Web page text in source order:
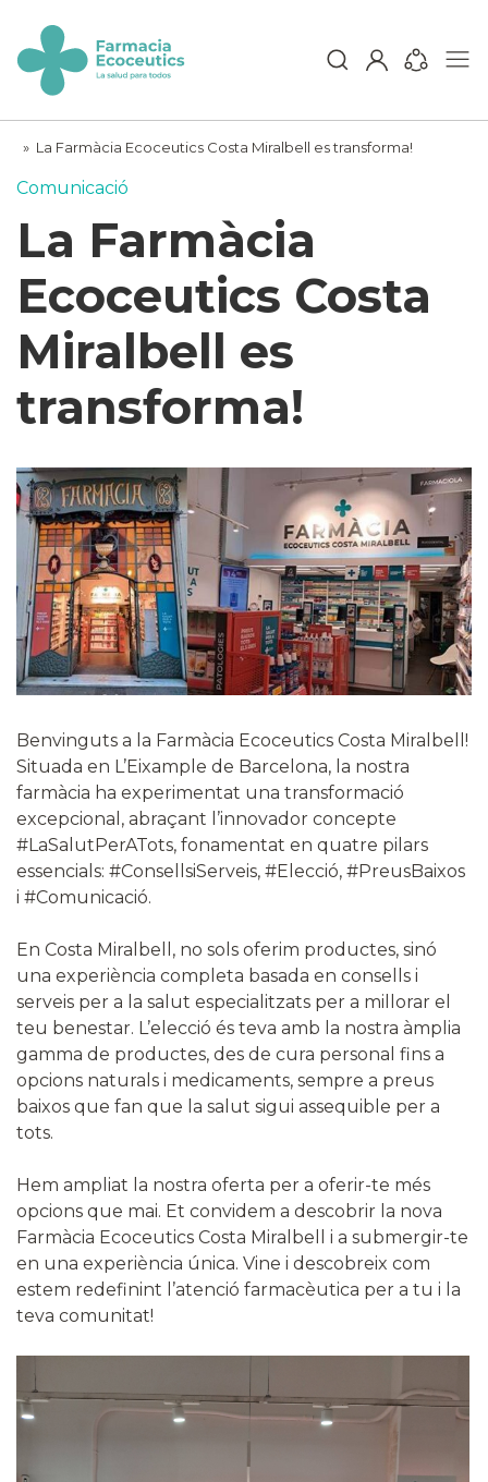
content
ecoceutics
» La Farmàcia Ecoceutics Costa Miralbell es transforma!
Comunicació
La Farmàcia
Ecoceutics Costa
Miralbell es
transforma!
Benvinguts a la Farmàcia Ecoceutics Costa Miralbell!
Situada en L’Eixample de Barcelona, la nostra
farmàcia ha experimentat una transformació
excepcional, abraçant l’innovador concepte
#LaSalutPerATots, fonamentat en quatre pilars
essencials: #ConsellsiServeis, #Elecció, #PreusBaixos
i #Comunicació.
En Costa Miralbell, no sols oferim productes, sinó
una experiència completa basada en consells i
serveis per a la salut especialitzats per a millorar el
teu benestar. L’elecció és teva amb la nostra àmplia
gamma de productes, des de cura personal fins a
opcions naturals i medicaments, sempre a preus
baixos que fan que la salut sigui assequible per a
tots.
Hem ampliat la nostra oferta per a oferir-te més
opcions que mai. Et convidem a descobrir la nova
Farmàcia Ecoceutics Costa Miralbell i a submergir-te
en una experiència única. Vine i descobreix com
estem redefinint l’atenció farmacèutica per a tu i la
teva comunitat!